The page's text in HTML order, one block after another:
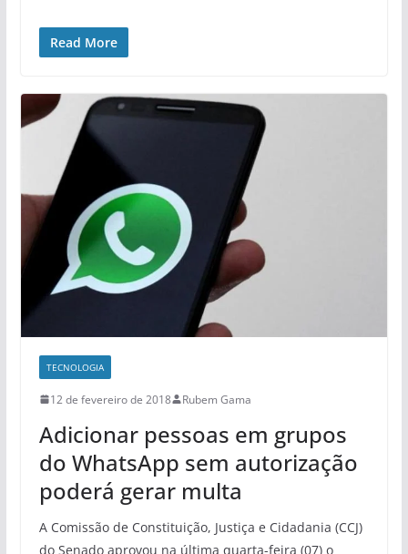
Read More
TECNOLOGIA
12 de fevereiro de 2018 Rubem Gama
Adicionar pessoas em grupos
do WhatsApp sem autorização
poderá gerar multa
A Comissão de Constituição, Justiça e Cidadania (CCJ)
do Senado aprovou na última quarta-feira (07) o